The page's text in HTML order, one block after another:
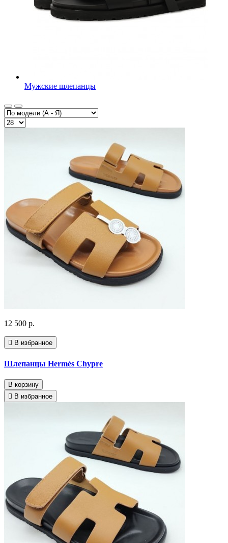
Мужские шлепанцы
12 500 р.
В избранное
Шлепанцы Hermès Chypre
В корзину
В избранное